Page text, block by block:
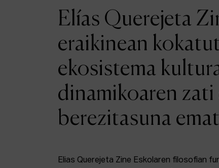
Elías Querejeta
eraikinean
ekosistema
dinamikoaren
berezitasuna
Elias Querejeta Zine Eskolaren filosofian